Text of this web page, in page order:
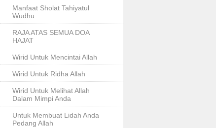
Manfaat Sholat Tahiyatul
Wudhu
RAJA ATAS SEMUA DOA
HAJAT
Wirid Untuk Mencintai Allah
Wirid Untuk Ridha Allah
Wirid Untuk Melihat Allah
Dalam Mimpi Anda
Untuk Membuat Lidah Anda
Pedang Allah